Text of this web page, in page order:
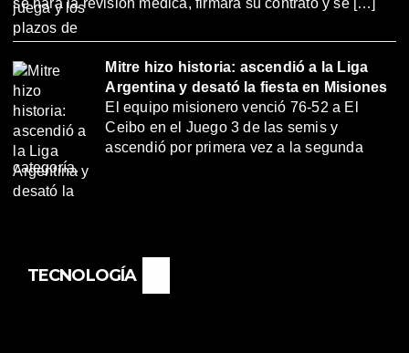
Mitre hizo historia: ascendió a la Liga
Argentina y desató la fiesta en Misiones
El equipo misionero venció 76-52 a El
Ceibo en el Juego 3 de las semis y
ascendió por primera vez a la segunda
categoría.
TECNOLOGÍA